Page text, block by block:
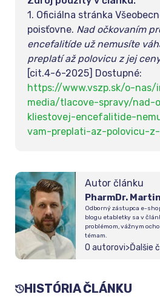
1. Oficiálna stránka
poisťovne. Nad očkovaním
encefalitíde už nemusíte
preplatí až polovicu z jej
[cit.4-6-2025] Dostupné:
https://www.vszp.sk/o-nas/
media/tlacove-spravy/nad-
kliestovej-encefalitide-
vam-preplati-az-polovicu-
Autor článku
PharmDr.
Odborný zástupca e-
blogu etabletky sa v
problémom, vážnym
témam.
O autorovi>Ďalšie
HISTÓRIA ČLÁNKU